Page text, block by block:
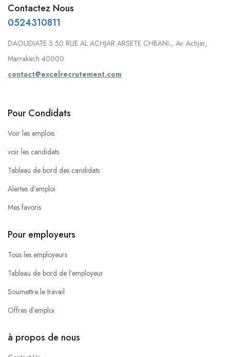
Contactez Nous
0524310811
DAOUDIATE 3 50 RUE AL ACHJAR ARSETE CHBANI،, Av. Achjar,
Marrakech 40000
contact@excelrecrutement.com
Pour Condidats
Voir les emplois
voir les candidats
Tableau de bord des candidats
Alertes d’emploi
Mes favoris
Pour employeurs
Tous les employeurs
Tableau de bord de l’employeur
Soumettre le travail
Offres d’emploi
à propos de nous